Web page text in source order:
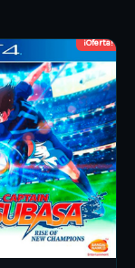
¡Oferta!
Price
range:
ARS
through
ARS